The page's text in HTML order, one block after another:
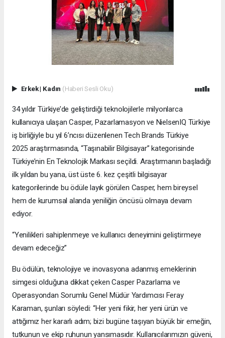
Erkek| Kadın (Haberi Sesli Oku)
34 yıldır Türkiye’de geliştirdiği teknolojilerle milyonlarca
kullanıcıya ulaşan Casper, Pazarlamasyon ve NielsenIQ Türkiye
iş birliğiyle bu yıl 6’ncısı düzenlenen Tech Brands Türkiye
2025 araştırmasında, “Taşınabilir Bilgisayar” kategorisinde
Türkiye’nin En Teknolojik Markası seçildi. Araştırmanın başladığı
ilk yıldan bu yana, üst üste 6. kez çeşitli bilgisayar
kategorilerinde bu ödüle layık görülen Casper, hem bireysel
hem de kurumsal alanda yeniliğin öncüsü olmaya devam
ediyor.
“Yenilikleri sahiplenmeye ve kullanıcı deneyimini geliştirmeye
devam edeceğiz”
Bu ödülün, teknolojiye ve inovasyona adanmış emeklerinin
simgesi olduğuna dikkat çeken Casper Pazarlama ve
Operasyondan Sorumlu Genel Müdür Yardımcısı Feray
Karaman, şunları söyledi: “Her yeni fikir, her yeni ürün ve
attığımız her kararlı adım; bizi bugüne taşıyan büyük bir emeğin,
tutkunun ve ekip ruhunun yansımasıdır. Kullanıcılarımızın güveni,